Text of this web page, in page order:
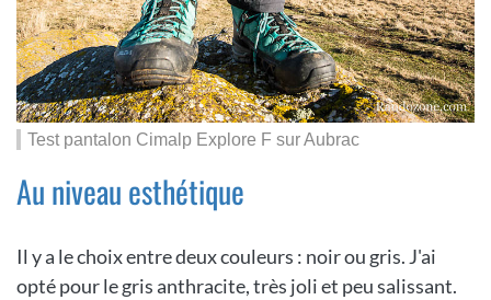
Test pantalon Cimalp Explore F sur Aubrac
Au niveau esthétique
Il y a le choix entre deux couleurs : noir ou gris. J'ai
opté pour le gris anthracite, très joli et peu salissant.